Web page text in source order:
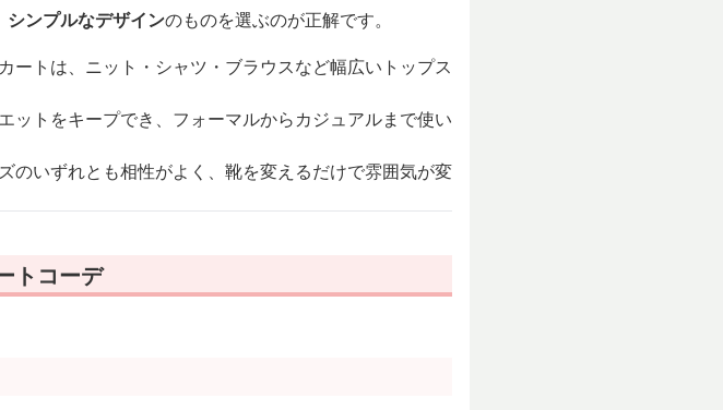
シンプルなデザインのものを選ぶのが正解です。
ートは、ニット・シャツ・ブラウスなど幅広いトップス
ットをキープでき、フォーマルからカジュアルまで使い
のいずれとも相性がよく、靴を変えるだけで雰囲気が変
トコーデ